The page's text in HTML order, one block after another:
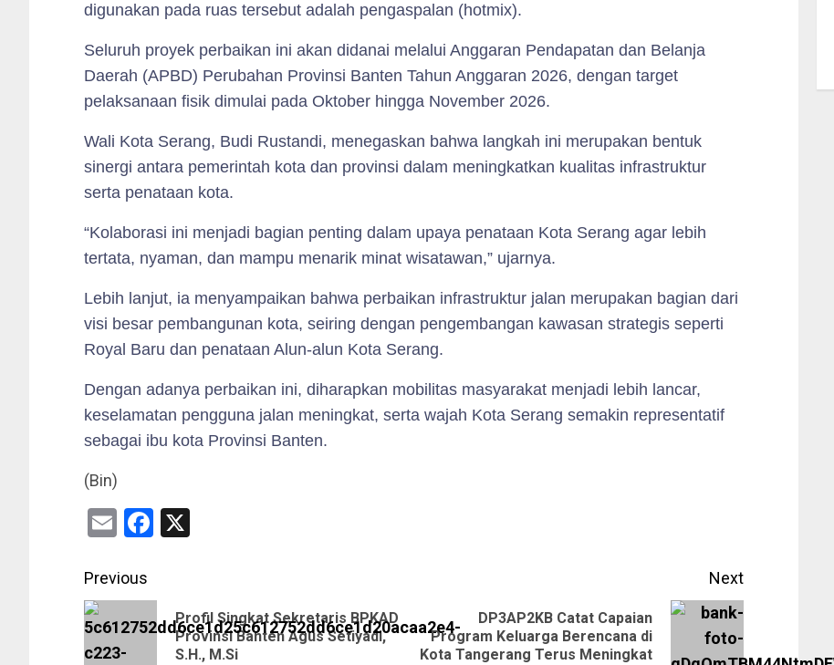
digunakan pada ruas tersebut adalah pengaspalan (hotmix).
Seluruh proyek perbaikan ini akan didanai melalui Anggaran Pendapatan dan Belanja
Daerah (APBD) Perubahan Provinsi Banten Tahun Anggaran 2026, dengan target
pelaksanaan fisik dimulai pada Oktober hingga November 2026.
Wali Kota Serang, Budi Rustandi, menegaskan bahwa langkah ini merupakan bentuk
sinergi antara pemerintah kota dan provinsi dalam meningkatkan kualitas infrastruktur
serta penataan kota.
“Kolaborasi ini menjadi bagian penting dalam upaya penataan Kota Serang agar lebih
tertata, nyaman, dan mampu menarik minat wisatawan,” ujarnya.
Lebih lanjut, ia menyampaikan bahwa perbaikan infrastruktur jalan merupakan bagian dari
visi besar pembangunan kota, seiring dengan pengembangan kawasan strategis seperti
Royal Baru dan penataan Alun-alun Kota Serang.
Dengan adanya perbaikan ini, diharapkan mobilitas masyarakat menjadi lebih lancar,
keselamatan pengguna jalan meningkat, serta wajah Kota Serang semakin representatif
sebagai ibu kota Provinsi Banten.
(Bin)
EmailFacebook
Previous
Profil Singkat Sekretaris BPKAD
Provinsi Banten Agus Setiyadi,
S.H., M.Si
Next
DP3AP2KB Catat Capaian
Program Keluarga Berencana di
Kota Tangerang Terus Meningkat